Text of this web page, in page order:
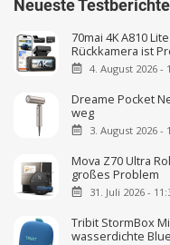
Neueste Testberichte
70mai 4K A810
Rückkamera ist
4. August 2026 -
Dreame Pocket
weg
3. August 2026 -
Mova Z70 Ultra
großes Problem
31. Juli 2026 -
Tribit StormBox
wasserdichte